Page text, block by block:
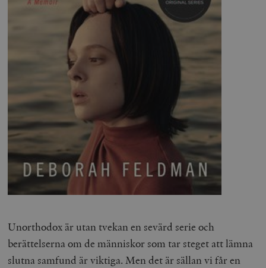
Unorthodox är utan tvekan en sevärd serie och
berättelserna om de människor som tar steget att lämna
slutna samfund är viktiga. Men det är sällan vi får en